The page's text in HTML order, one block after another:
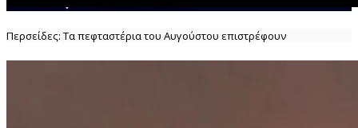
Περσείδες: Τα πεφταστέρια του Αυγούστου επιστρέφουν